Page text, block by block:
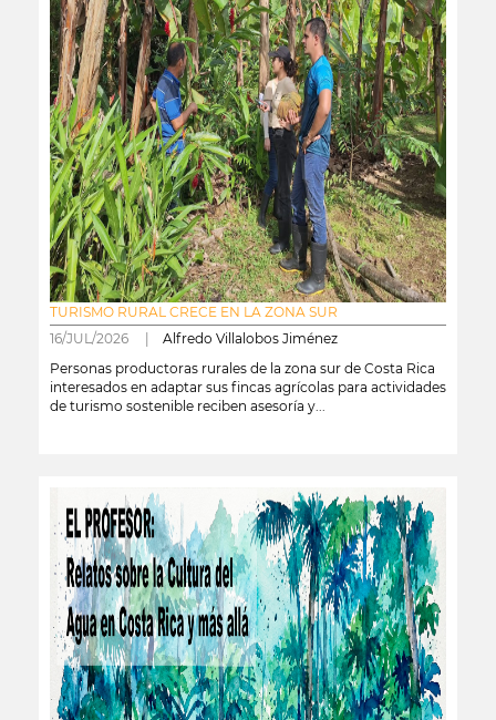
TURISMO RURAL CRECE EN LA ZONA SUR
16/JUL/2026 | Alfredo Villalobos Jiménez
Personas productoras rurales de la zona sur de Costa Rica
interesados en adaptar sus fincas agrícolas para actividades
de turismo sostenible reciben asesoría y...